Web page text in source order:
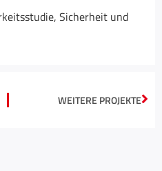
Sicherheit und
WEITERE PROJEKTE